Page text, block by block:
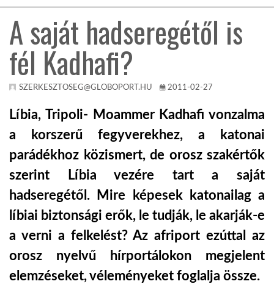
HÍR3D
TROPICALMAGAZIN
GLOBOTV
AFRIKA TUDÁSTÁR
A NAP SZÉPE
LINKTR.EE
GLOBOZSARU
A saját hadseregétől is
fél Kadhafi?
SZERKESZTOSEG@GLOBOPORT.HU 2011-02-27
Líbia, Tripoli- Moammer Kadhafi vonzalma
a korszerű fegyverekhez, a katonai
parádékhoz közismert, de orosz szakértők
szerint Líbia vezére tart a saját
hadseregétől. Mire képesek katonailag a
líbiai biztonsági erők, le tudják, le akarják-e
a verni a felkelést? Az afriport ezúttal az
orosz nyelvű hírportálokon megjelent
elemzéseket, véleményeket foglalja össze.